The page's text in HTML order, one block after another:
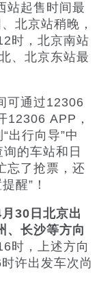
站起售时间最
北京站稍晚，
时，北京南站
、北京东站最
通过12306
12306 APP，
出行向导”中
的车站和日
忘了抢票，还
醒”！
30日北京出
、长沙等方向
时，上述方向
许出发车次尚